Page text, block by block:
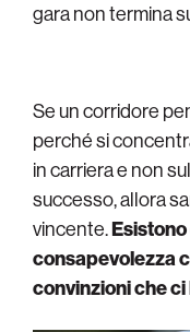
gara non termina
Se un corridore
perché si
in carriera e non
successo, allora
vincente.
consapevolezza
convinzioni che